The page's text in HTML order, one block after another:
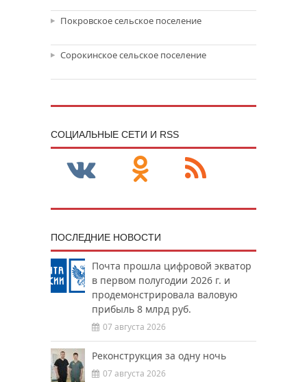
Покровское сельское поселение
Сорокинское сельское поселение
CОЦИАЛЬНЫЕ СЕТИ И RSS
ПОСЛЕДНИЕ НОВОСТИ
Почта прошла цифровой экватор
в первом полугодии 2026 г. и
продемонстрировала валовую
прибыль 8 млрд руб.
07 августа 2026
Реконструкция за одну ночь
07 августа 2026